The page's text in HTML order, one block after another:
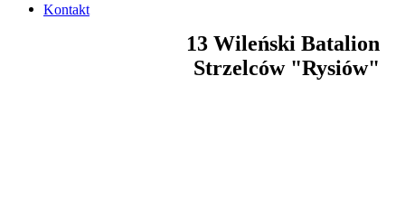
Kontakt
13 Wileński Batalion
Strzelców "Rysiów"